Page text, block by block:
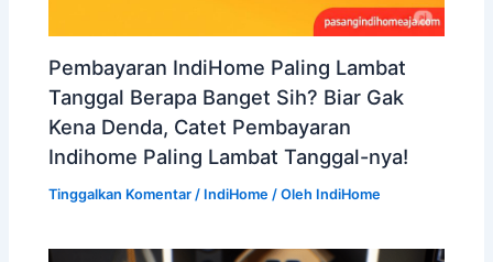
Pembayaran IndiHome Paling Lambat
Tanggal Berapa Banget Sih? Biar Gak
Kena Denda, Catet Pembayaran
Indihome Paling Lambat Tanggal-nya!
Tinggalkan Komentar / IndiHome / Oleh IndiHome